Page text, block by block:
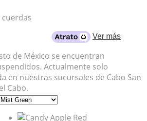
Ver más
de México se encuentran
Actualmente solo
en nuestras sucursales de Cabo San
Cabo.